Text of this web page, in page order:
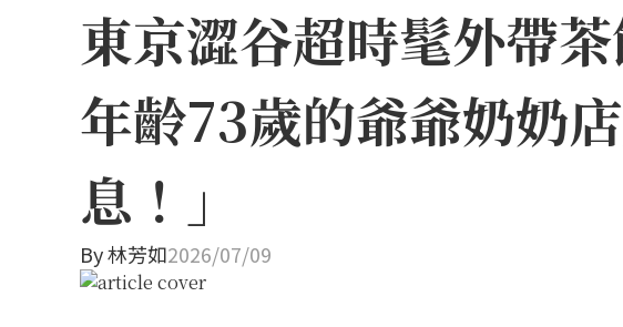
東京澀谷超時髦外帶
年齡73歲的爺爺奶奶
息！」
By林芳如2026/07/09